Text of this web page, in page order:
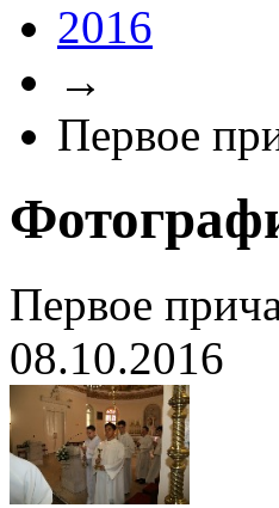
2016
→
Первое
Первое
08.10.2016